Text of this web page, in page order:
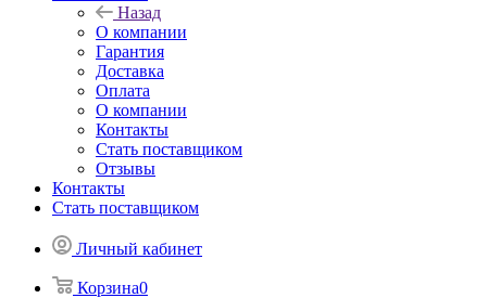
Назад
О компании
Гарантия
Доставка
Оплата
О компании
Контакты
Стать поставщиком
Отзывы
Контакты
Стать поставщиком
Личный кабинет
Корзина0